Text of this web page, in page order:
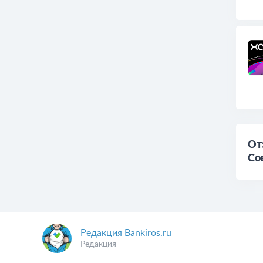
Редакция Bankiros.ru
Редакция